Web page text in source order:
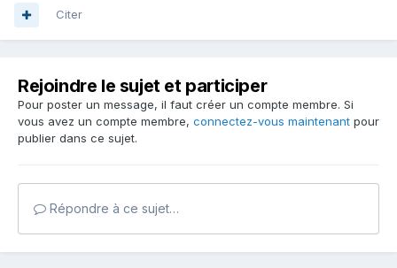
Citer
Rejoindre le sujet et participer
Pour poster un message, il faut créer un compte membre. Si
vous avez un compte membre, connectez-vous maintenant pour
publier dans ce sujet.
Répondre à ce sujet…